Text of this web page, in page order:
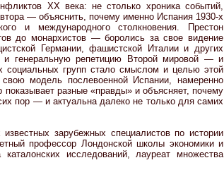
XX века: не столько хроника событий,
— объяснить, почему именно Испания 1930-х
и международного столкновения. Престон
до монархистов — боролись за свое видение
Германии, фашистской Италии и других
генеральную репетицию Второй мировой — и
групп стало смыслом и целью этой
модель послевоенной Испании, намеренно
разные «правды» и объясняет, почему
пор — и актуальна далеко не только для самих
зарубежных специалистов по истории
профессор Лондонской школы экономики и
каталонских исследований, лауреат множества